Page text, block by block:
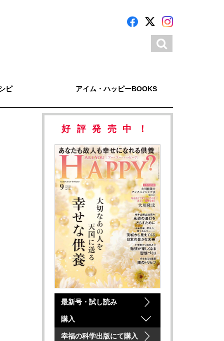
ピ アイム・ハッピーBOOKS
好評発売中！
最新号・試し読み
購入
幸福の科学出版にて購入